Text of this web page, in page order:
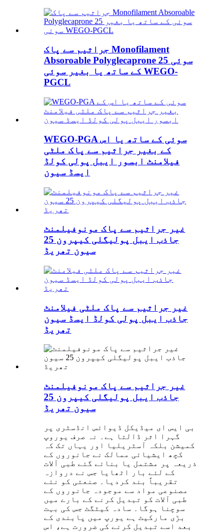
جراثیم سے پاک Monofilament
Absoroable Polyglecaprone 25 سوئی
کے ساتھ یا بغیر سوئی WEGO-
PGCL
WEGO-PGA سوئی کے ساتھ یا اس
کے بغیر جراثیم سے پاک ملٹی
فیلامنٹ ابسور ایبل پولی کولڈ
ایسڈ سیون
غیر جراثیم سے پاک مونوفیلمنٹ
جاذب ایبل پولیگلی کیپرون 25
سیون تھریڈ
غیر جراثیم سے پاک ملٹی فیلامنٹ
جاذب ایبل پولی کولڈ ایسڈ سیون
تھریڈ
غیر جراثیم سے پاک مونوفیلمنٹ
جاذب ایبل پولیگلی کیپرون 25
سیون تھریڈ
بی ایس ای میڈیکل ڈیوائس انڈسٹری پر
گہرا اثر ڈالتا ہے۔ نہ صرف یوروپ
کمیشن بلکہ آسٹریلیا اور یہاں تک کہ
کچھ ایشیائی ممالک نے جانوروں کے
ذریعہ پر مشتمل یا بنائے گئے طبی آلات
کے لئے بار اٹھایا جس نے دروازہ
تقریباً بند کردیا۔ صنعتی کو نئے
مصنوعی مواد سے موجودہ جانوروں کے
طبی آلات کو تبدیل کرنے کے بارے میں
سوچنا ہوگا۔ سادہ کیٹگٹ جس کی بہت
بڑی مارکیٹ ہے یورپ میں پابندی کے
بعد اسے تبدیل کرنے کی ضرورت ہے، اس